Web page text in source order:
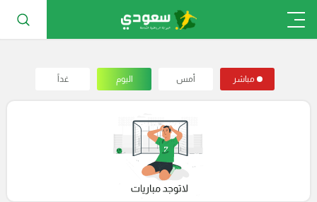
مباشر أمس اليوم غداً